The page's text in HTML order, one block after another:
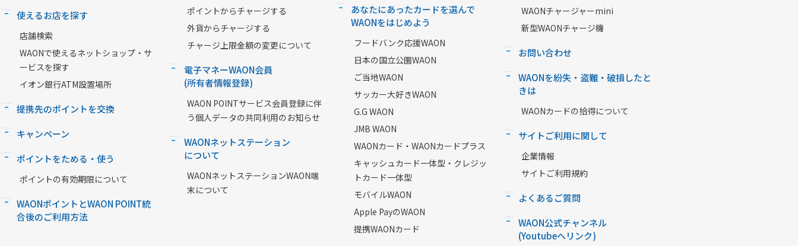
使えるお店を探す
店舗検索
WAONで使えるネットショップ・サ
ービスを探す
イオン銀行ATM設置場所
提携先のポイントを交換
キャンペーン
ポイントをためる・使う
ポイントの有効期限について
WAONポイントとWAON POINT統
合後のご利用方法
ポイントからチャージする
外貨からチャージする
チャージ上限金額の変更について
電子マネーWAON会員
(所有者情報登録)
WAON POINTサービス会員登録に伴
う個人データの共同利用のお知らせ
WAONネットステーション
について
WAONネットステーションWAON端
末について
あなたにあったカードを選んで
WAONをはじめよう
フードバンク応援WAON
日本の国立公園WAON
ご当地WAON
サッカー大好きWAON
G.G WAON
JMB WAON
WAONカード・WAONカードプラス
キャッシュカード一体型・クレジッ
トカード一体型
モバイルWAON
Apple PayのWAON
提携WAONカード
WAONチャージャーmini
新型WAONチャージ機
お問い合わせ
WAONを紛失・盗難・破損したと
きは
WAONカードの拾得について
サイトご利用に関して
企業情報
サイトご利用規約
よくあるご質問
WAON公式チャンネル
(Youtubeへリンク)